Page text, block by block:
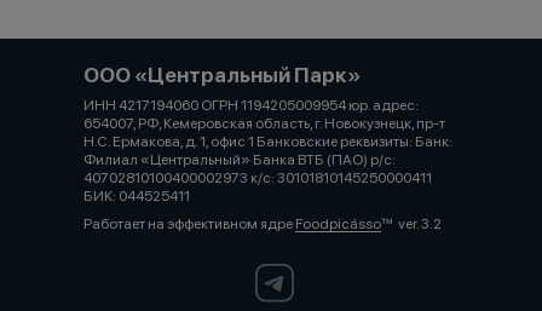
ООО «Центральный Парк»
ИНН 4217194060 ОГРН 1194205009954 юр. адрес:
654007, РФ, Кемеровская область, г. Новокузнецк, пр-т
Н.С. Ермакова, д. 1, офис 1 Банковские реквизиты: Банк:
Филиал «Центральный» Банка ВТБ (ПАО) р/с:
40702810100400002973 к/с: 30101810145250000411
БИК: 044525411
Работает на эффективном ядре Foodpicássover. 3.2